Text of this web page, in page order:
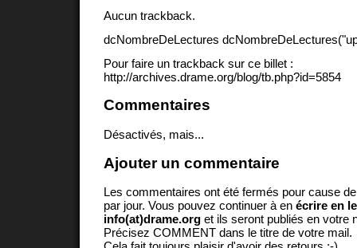
Aucun trackback.
dcNombreDeLectures
Pour faire un trackback sur ce billet :
http://archives.drame.org/blog/tb.php?id=5854
Commentaires
Désactivés, mais...
Ajouter un commentaire
Les commentaires ont été fermés pour cause
par jour. Vous pouvez continuer à en écrire en
info(at)drame.org et ils seront publiés en votre
Précisez COMMENT dans le titre de votre mail.